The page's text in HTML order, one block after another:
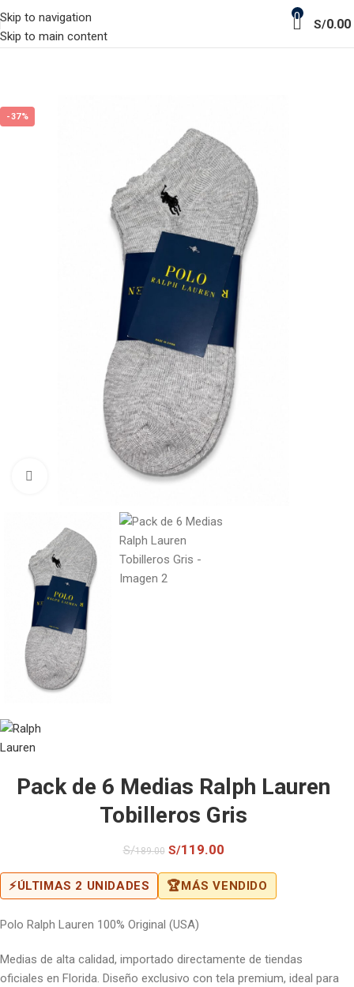
Skip to navigation
Skip to main content
0
S/0.00
-37%
Click to enlarge
Pack de 6 Medias Ralph Lauren
Tobilleros Gris
S/189.00 S/119.00
⚡ÚLTIMAS 2 UNIDADES 🏆MÁS VENDIDO
Polo Ralph Lauren 100% Original (USA)
Medias de alta calidad, importado directamente de tiendas
oficiales en Florida. Diseño exclusivo con tela premium, ideal para